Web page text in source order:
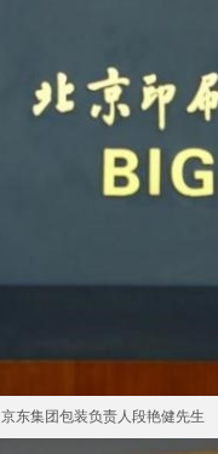
京东集团包装负责人段艳健先生